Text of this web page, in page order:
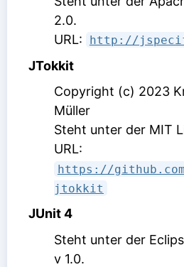
2.0.
URL:
http://
JTokkit
Copyright (c) 2023
Müller
Steht unter der MIT
URL:
https://
jtokkit
JUnit 4
Steht unter der
v 1.0.